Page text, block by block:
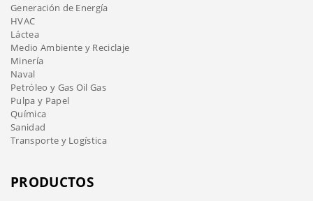
Generación de Energía
HVAC
Láctea
Medio Ambiente y Reciclaje
Minería
Naval
Petróleo y Gas Oil Gas
Pulpa y Papel
Química
Sanidad
Transporte y Logística
PRODUCTOS